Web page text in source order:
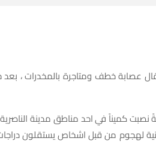
عصابة خطف ومتاجرة بالمخدرات ،
نصبت كميناً في احد مناطق مدينة
لهجوم من قبل اشخاص يستقلون